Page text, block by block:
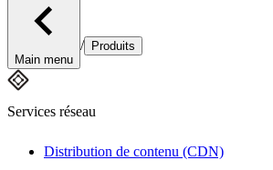
Main menu
/ Produits
Services réseau
Distribution de contenu (CDN)